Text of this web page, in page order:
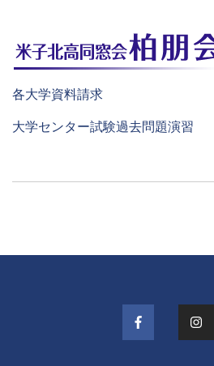
各大学資料請求
大学センター試験過去問題演習